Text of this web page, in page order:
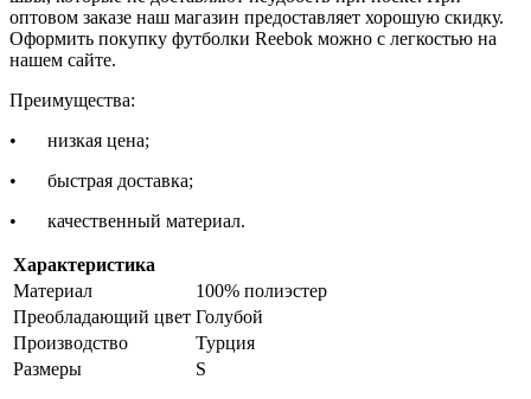
оптовом заказе наш магазин предоставляет хорошую скидку.
Оформить покупку футболки Reebok можно с легкостью на
нашем сайте.
Преимущества:
•
низкая цена;
•
быстрая доставка;
•
качественный материал.
Характеристика
Материал
100% полиэстер
Преобладающий цвет Голубой
Производство
Турция
Размеры
S